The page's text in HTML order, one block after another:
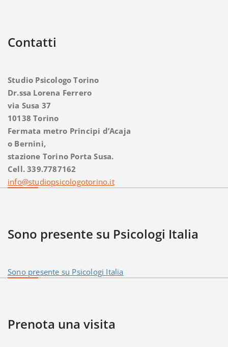
Contatti
Studio Psicologo Torino
Dr.ssa Lorena Ferrero
via Susa 37
10138 Torino
Fermata metro Principi d’Acaja
o Bernini,
stazione Torino Porta Susa.
Cell. 339.7787162
info@studiopsicologotorino.it
Sono presente su Psicologi Italia
Sono presente su Psicologi Italia
Prenota una visita